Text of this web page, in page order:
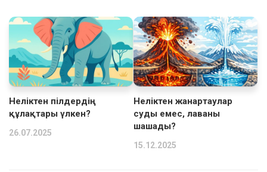
Неліктен пілдердің
құлақтары үлкен?
26.07.2025
Неліктен жанартаулар
суды емес, лаваны
шашады?
15.12.2025